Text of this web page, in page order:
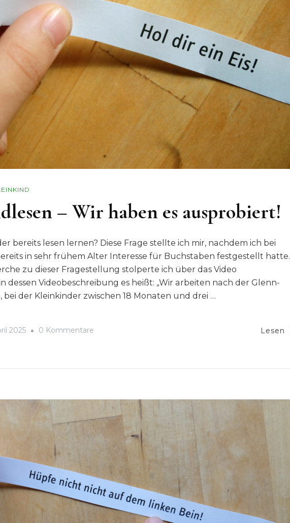
– Wir haben es ausprobiert!
bereits lesen lernen? Diese Frage stellte ich mir, nachdem ich bei
in sehr frühem Alter Interesse für Buchstaben festgestellt hatte.
zu dieser Fragestellung stolperte ich über das Video
dessen Videobeschreibung es heißt: „Wir arbeiten nach der Glenn-
bei der Kleinkinder zwischen 18 Monaten und drei …
2025 0 Kommentare
Ausprobiert!
Lesen